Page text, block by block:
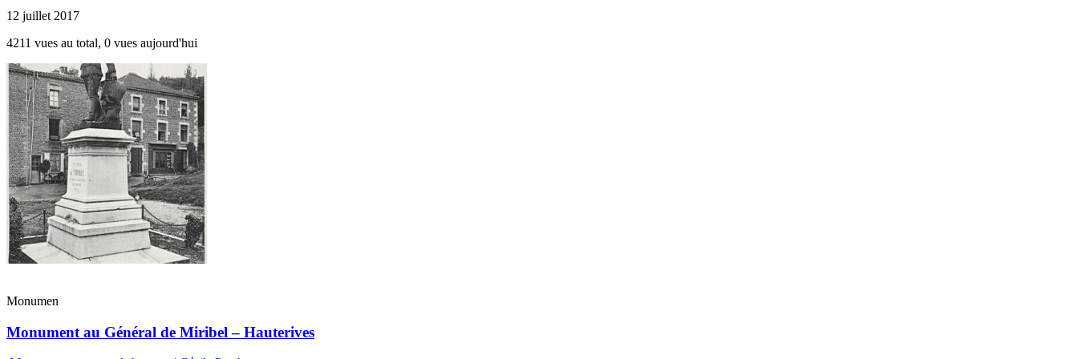
12 juillet 2017
4211 vues au total, 0 vues aujourd'hui
Monumen
Monument au Général de Miribel – Hauterives